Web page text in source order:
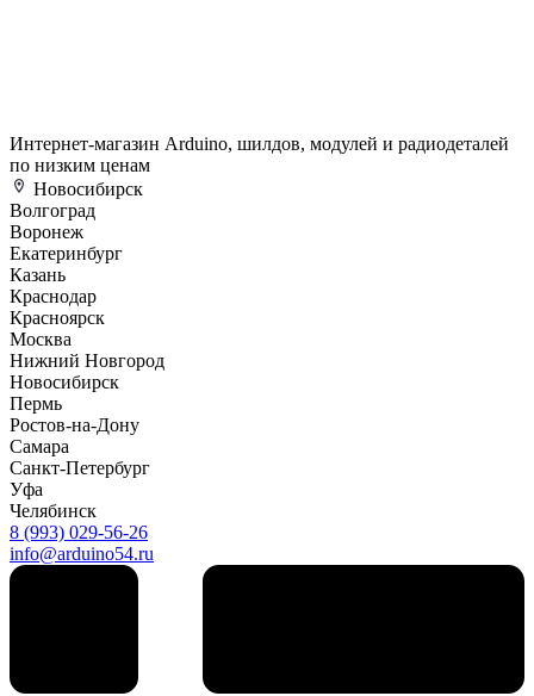
Интернет-магазин Arduino, шилдов, модулей и радиодеталей
по низким ценам
Новосибирск
Волгоград
Воронеж
Екатеринбург
Казань
Краснодар
Красноярск
Москва
Нижний Новгород
Новосибирск
Пермь
Ростов-на-Дону
Самара
Санкт-Петербург
Уфа
Челябинск
8 (993) 029-56-26
info@arduino54.ru